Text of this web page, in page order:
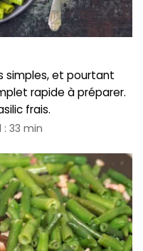
simples, et pourtant
rapide à préparer.
frais.
33 min